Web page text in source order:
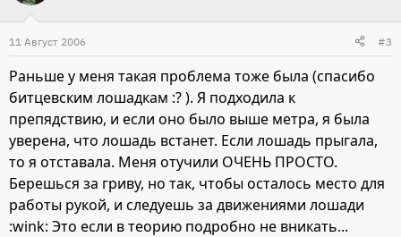
11 Август 2006 #3
Раньше у меня такая проблема тоже была (спасибо
битцевским лошадкам :? ). Я подходила к
препядствию, и если оно было выше метра, я была
уверена, что лошадь встанет. Если лошадь прыгала,
то я отставала. Меня отучили ОЧЕНЬ ПРОСТО.
Берешься за гриву, но так, чтобы осталось место для
работы рукой, и следуешь за движениями лошади
:wink: Это если в теорию подробно не вникать...